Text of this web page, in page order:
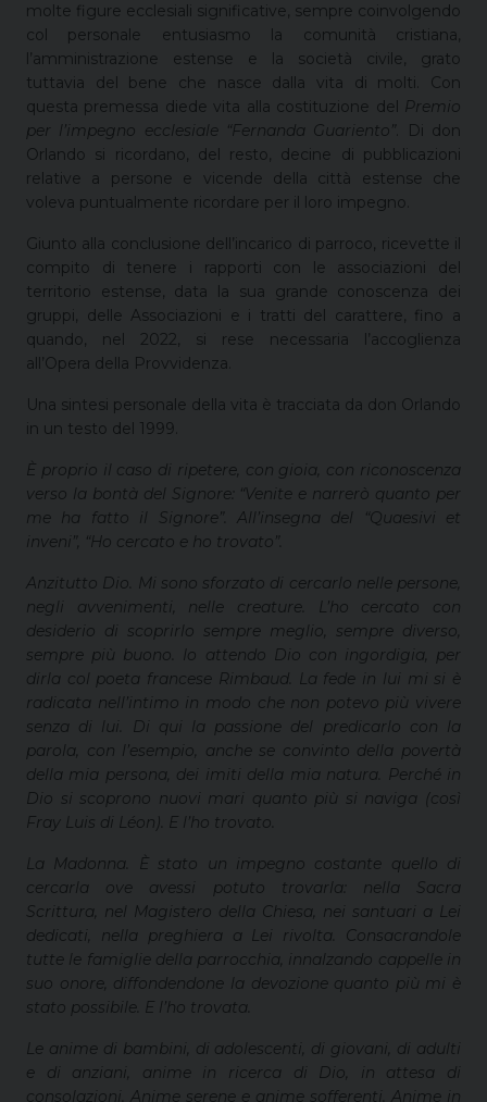
molte figure ecclesiali significative, sempre coinvolgendo
col personale entusiasmo la comunità cristiana,
l’amministrazione estense e la società civile, grato
tuttavia del bene che nasce dalla vita di molti. Con
questa premessa diede vita alla costituzione del Premio
per l’impegno ecclesiale “Fernanda Guariento”
. Di don
Orlando si ricordano, del resto, decine di pubblicazioni
relative a persone e vicende della città estense che
voleva puntualmente ricordare per il loro impegno.
Giunto alla conclusione dell’incarico di parroco, ricevette il
compito di tenere i rapporti con le associazioni del
territorio estense, data la sua grande conoscenza dei
gruppi, delle Associazioni e i tratti del carattere, fino a
quando, nel 2022, si rese necessaria l’accoglienza
all’Opera della Provvidenza.
Una sintesi personale della vita è tracciata da don Orlando
in un testo del 1999.
È proprio il caso di ripetere, con gioia, con riconoscenza
verso la bontà del Signore: “Venite e narrerò quanto per
me ha fatto il Signore”. All’insegna del “Quaesivi et
inveni”,
“Ho cercato e ho trovato”.
Anzitutto Dio. Mi sono sforzato di cercarlo nelle persone,
negli avvenimenti, nelle creature. L’ho cercato con
desiderio di scoprirlo sempre meglio, sempre diverso,
sempre più buono. Io attendo Dio con ingordigia, per
dirla col poeta francese Rimbaud. La fede in lui mi si è
radicata nell’intimo in modo che non potevo più vivere
senza di lui. Di qui la passione del predicarlo con la
parola, con l’esempio, anche se convinto della povertà
della mia persona, dei imiti della mia natura. Perché in
Dio si scoprono nuovi mari quanto più si naviga (così
Fray Luis di Léon). E l’ho trovato.
La Madonna. È stato un impegno costante quello di
cercarla ove avessi potuto trovarla: nella Sacra
Scrittura, nel Magistero della Chiesa, nei santuari a Lei
dedicati, nella preghiera a Lei rivolta. Consacrandole
tutte le famiglie della parrocchia, innalzando cappelle in
suo onore, diffondendone la devozione quanto più mi è
stato possibile. E l’ho trovata.
Le anime di bambini, di adolescenti, di giovani, di adulti
e di anziani, anime in ricerca di Dio, in attesa di
consolazioni. Anime serene e anime sofferenti. Anime in